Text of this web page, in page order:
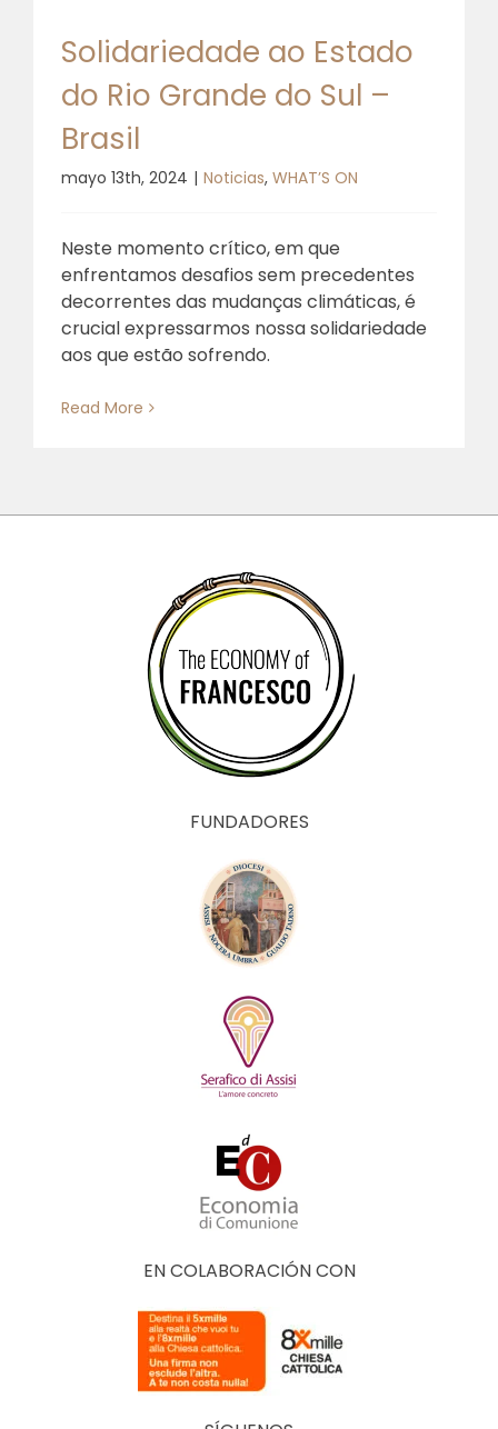
Solidariedade ao Estado
do Rio Grande do Sul –
Brasil
mayo 13th, 2024 | Noticias, WHAT’S ON
Neste momento crítico, em que
enfrentamos desafios sem precedentes
decorrentes das mudanças climáticas, é
crucial expressarmos nossa solidariedade
aos que estão sofrendo.
Read More
FUNDADORES
EN COLABORACIÓN CON